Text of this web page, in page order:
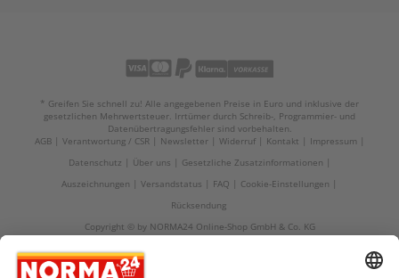
* Greifen Sie schnell zu! Alle angegebenen Preise in Euro und inklusive der
gesetzlichen Mehrwertsteuer. Irrtümer durch Schreib-, Programmier- und
Datenübertragungsfehler sind vorbehalten.
AGB
Verantwortung / CSR Newsletter Widerruf Kontakt
Impressum
Datenschutz
Über uns
Gesetzliche Zusatzinformationen
Auszeichnungen
Versandstatus FAQ
Cookie-Einstellungen
Rücksendung
Copyright © by NORMA24 Online-Shop GmbH & Co. KG